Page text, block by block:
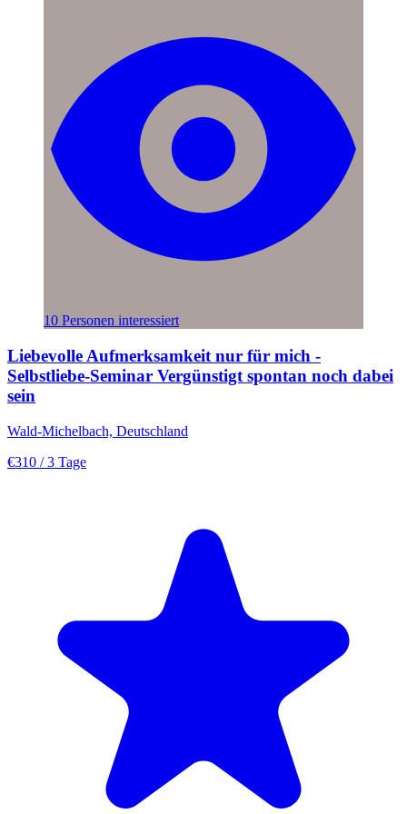
10 Personen interessiert
Liebevolle Aufmerksamkeit nur für mich -
Selbstliebe-Seminar Vergünstigt spontan noch dabei
sein
Wald-Michelbach, Deutschland
€310 / 3 Tage